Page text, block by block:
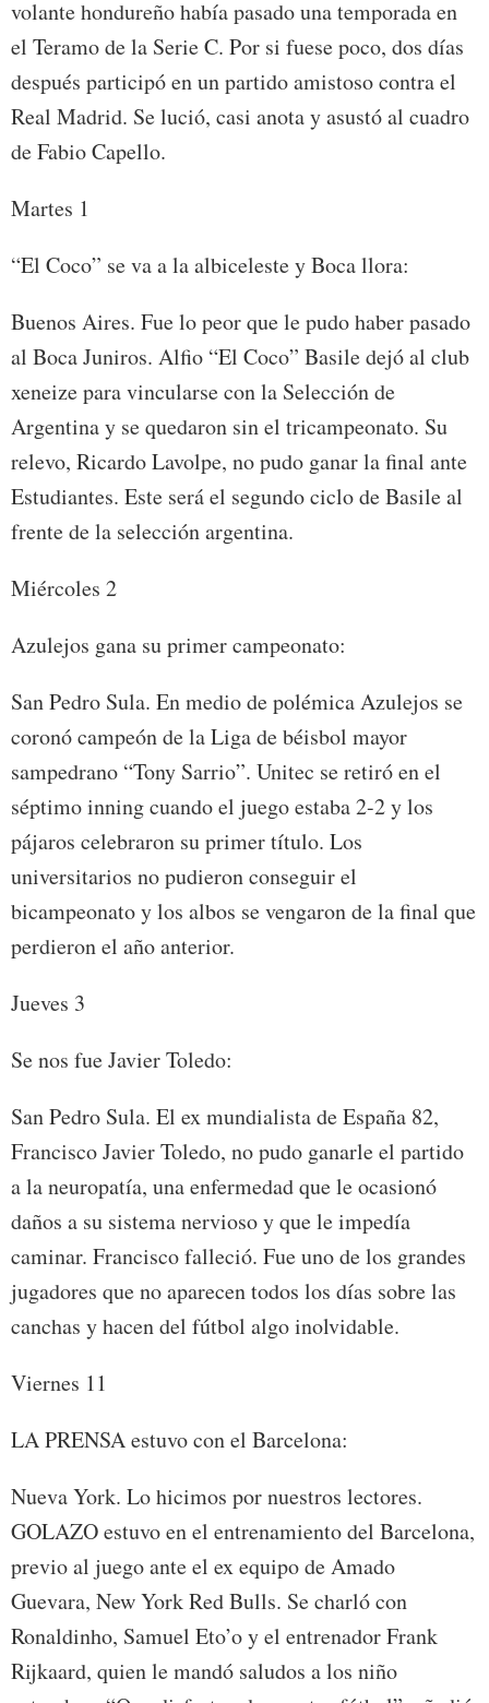
volante hondureño había pasado una temporada en
el Teramo de la Serie C. Por si fuese poco, dos días
después participó en un partido amistoso contra el
Real Madrid. Se lució, casi anota y asustó al cuadro
de Fabio Capello.
Martes 1
“El Coco” se va a la albiceleste y Boca llora:
Buenos Aires. Fue lo peor que le pudo haber pasado
al Boca Juniros. Alfio “El Coco” Basile dejó al club
xeneize para vincularse con la Selección de
Argentina y se quedaron sin el tricampeonato. Su
relevo, Ricardo Lavolpe, no pudo ganar la final ante
Estudiantes. Este será el segundo ciclo de Basile al
frente de la selección argentina.
Miércoles 2
Azulejos gana su primer campeonato:
San Pedro Sula. En medio de polémica Azulejos se
coronó campeón de la Liga de béisbol mayor
sampedrano “Tony Sarrio”. Unitec se retiró en el
séptimo inning cuando el juego estaba 2-2 y los
pájaros celebraron su primer título. Los
universitarios no pudieron conseguir el
bicampeonato y los albos se vengaron de la final que
perdieron el año anterior.
Jueves 3
Se nos fue Javier Toledo:
San Pedro Sula. El ex mundialista de España 82,
Francisco Javier Toledo, no pudo ganarle el partido
a la neuropatía, una enfermedad que le ocasionó
daños a su sistema nervioso y que le impedía
caminar. Francisco falleció. Fue uno de los grandes
jugadores que no aparecen todos los días sobre las
canchas y hacen del fútbol algo inolvidable.
Viernes 11
LA PRENSA estuvo con el Barcelona:
Nueva York. Lo hicimos por nuestros lectores.
GOLAZO estuvo en el entrenamiento del Barcelona,
previo al juego ante el ex equipo de Amado
Guevara, New York Red Bulls. Se charló con
Ronaldinho, Samuel Eto’o y el entrenador Frank
Rijkaard, quien le mandó saludos a los niño